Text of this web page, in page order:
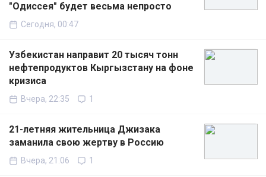
"Одиссея" будет весьма непросто
Сегодня, 00:47
Узбекистан направит 20 тысяч тонн
нефтепродуктов Кыргызстану на фоне
кризиса
Вчера, 22:35 1
21-летняя жительница Джизака
заманила свою жертву в Россию
Вчера, 21:06 1